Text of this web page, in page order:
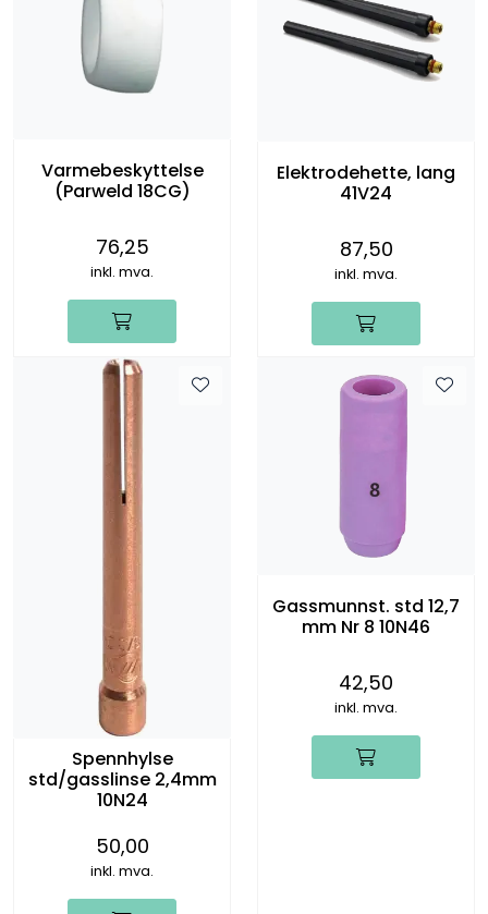
Varmebeskyttelse
(Parweld 18CG)
76,25
inkl. mva.
Elektrodehette, lang
41V24
87,50
inkl. mva.
Spennhylse
std/gasslinse 2,4mm
10N24
50,00
inkl. mva.
Gassmunnst. std 12,7
mm Nr 8 10N46
42,50
inkl. mva.